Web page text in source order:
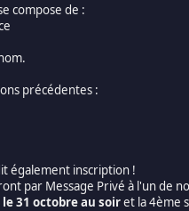
compose de :
précédentes :
également inscription !
par Message Privé à l'un de
31 octobre au soiret la 4ème